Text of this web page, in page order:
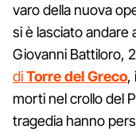
varo della nuova
si è lasciato andare
Giovanni Battiloro,
diTorre del Greco,
morti nel crollo del
tragedia hanno